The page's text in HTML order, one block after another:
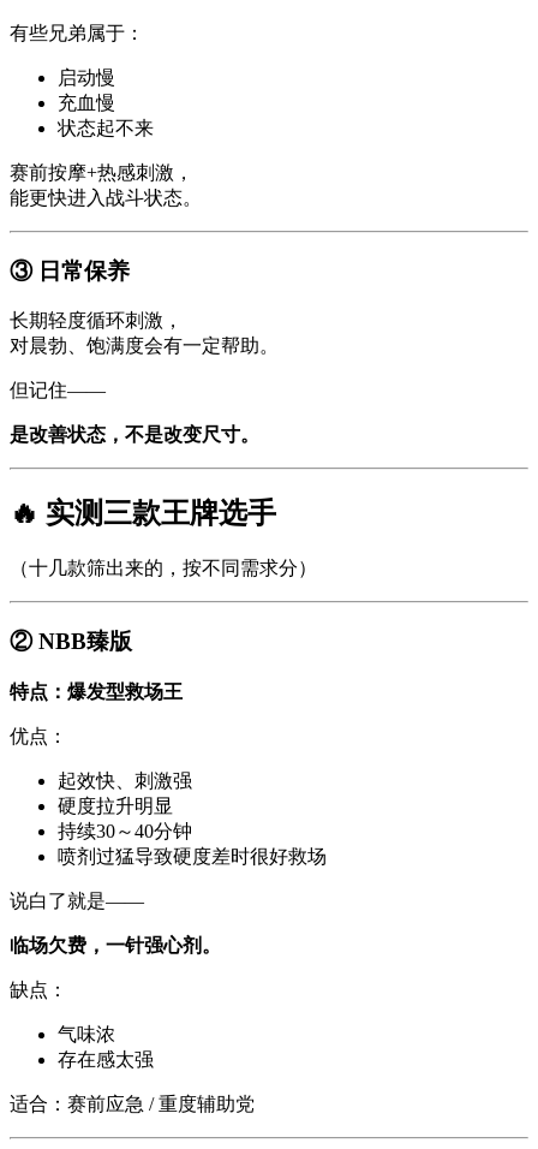
有些兄弟属于：
启动慢
充血慢
状态起不来
赛前按摩+热感刺激，
能更快进入战斗状态。
③ 日常保养
长期轻度循环刺激，
对晨勃、饱满度会有一定帮助。
但记住——
是改善状态，不是改变尺寸。
🔥 实测三款王牌选手
（十几款筛出来的，按不同需求分）
② NBB臻版
特点：爆发型救场王
优点：
起效快、刺激强
硬度拉升明显
持续30～40分钟
喷剂过猛导致硬度差时很好救场
说白了就是——
临场欠费，一针强心剂。
缺点：
气味浓
存在感太强
适合：赛前应急 / 重度辅助党